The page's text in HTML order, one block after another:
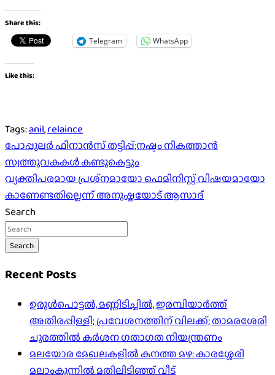
Share this:
Telegram WhatsApp
Like this:
Tags:anil,relaince
Post
navigation
പോപ്പുലർ ഫിനാൻസ് തട്ടിപ്പ്;നഷ്ടം നികത്താന്‍
സ്വത്തുവകകള്‍ കണ്ടുകെട്ടും
വ്യക്തിപരമായ പ്രശ്‌നമായോ ഫെമിനിസ്റ്റ് വിഷയമായോ
കാണേണ്ടതില്ലെന്ന് അനുഷ്കയോട് ആസാദ്
Search
Search
Recent Posts
ഉരുൾപൊട്ടൽ, മണ്ണിടിച്ചിൽ, ഇരമ്പിയാര്‍ത്ത്
അതിരപ്പിള്ളി; പ്രവേശനത്തിന് വിലക്ക്; താമരശേരി
ചുരത്തില്‍ കര്‍ശന ഗതാഗത നിയന്ത്രണം
മലയോര മേഖലകളിൽ കനത്ത മഴ: കാരശ്ശേരി
മലാംകുന്നിൽ മതിലിടിഞ്ഞ് വീട്